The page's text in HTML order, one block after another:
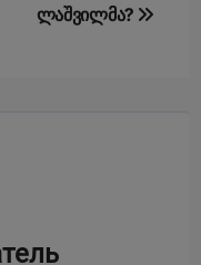
ლაშ­ვილ­მა?